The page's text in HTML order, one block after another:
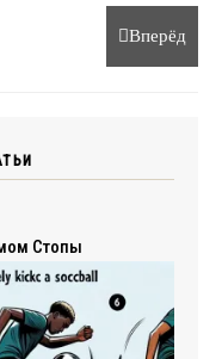
Вперёд
Стопы